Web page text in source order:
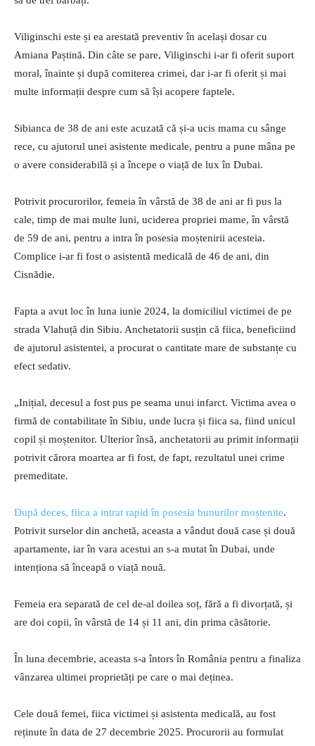
Viliginschi este și ea arestată preventiv în același dosar cu
Amiana Paștină. Din câte se pare, Viliginschi i-ar fi oferit suport
moral, înainte și după comiterea crimei, dar i-ar fi oferit și mai
multe informații despre cum să își acopere faptele.
Sibianca de 38 de ani este acuzată că și-a ucis mama cu sânge
rece, cu ajutorul unei asistente medicale, pentru a pune mâna pe
o avere considerabilă și a începe o viață de lux în Dubai.
Potrivit procurorilor, femeia în vârstă de 38 de ani ar fi pus la
cale, timp de mai multe luni, uciderea propriei mame, în vârstă
de 59 de ani, pentru a intra în posesia moștenirii acesteia.
Complice i-ar fi fost o asistentă medicală de 46 de ani, din
Cisnădie.
Fapta a avut loc în luna iunie 2024, la domiciliul victimei de pe
strada Vlahuță din Sibiu. Anchetatorii susțin că fiica, beneficiind
de ajutorul asistentei, a procurat o cantitate mare de substanțe cu
efect sedativ.
„Inițial, decesul a fost pus pe seama unui infarct. Victima avea o
firmă de contabilitate în Sibiu, unde lucra și fiica sa, fiind unicul
copil și moștenitor. Ulterior însă, anchetatorii au primit informații
potrivit cărora moartea ar fi fost, de fapt, rezultatul unei crime
premeditate.
După deces, fiica a intrat rapid în posesia bunurilor moștenite.
Potrivit surselor din anchetă, aceasta a vândut două case și două
apartamente, iar în vara acestui an s-a mutat în Dubai, unde
intenționa să înceapă o viață nouă.
Femeia era separată de cel de-al doilea soț, fără a fi divorțată, și
are doi copii, în vârstă de 14 și 11 ani, din prima căsătorie.
În luna decembrie, aceasta s-a întors în România pentru a finaliza
vânzarea ultimei proprietăți pe care o mai deținea.
Cele două femei, fiica victimei și asistenta medicală, au fost
reținute în data de 27 decembrie 2025. Procurorii au formulat